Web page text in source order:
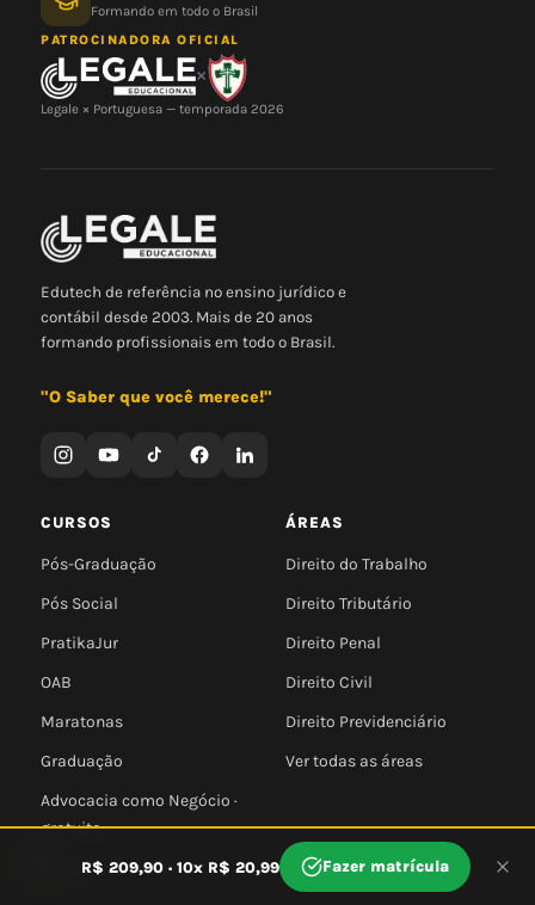
R$ 209,90 · 10x R$ 20,99 Fazer matrícula
Formando em todo o Brasil
PATROCINADORA OFICIAL
×
Legale × Portuguesa — temporada 2026
Edutech de referência no ensino jurídico e
contábil desde 2003. Mais de 20 anos
formando profissionais em todo o Brasil.
"O Saber que você merece!"
CURSOS
Pós-Graduação
Pós Social
PratikaJur
OAB
Maratonas
Graduação
Advocacia como Negócio ·
gratuito
Estágio em Direito
ÁREAS
Direito do Trabalho
Direito Tributário
Direito Penal
Direito Civil
Direito Previdenciário
Ver todas as áreas